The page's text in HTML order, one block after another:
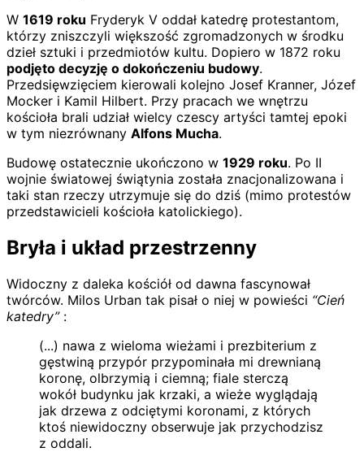
W 1619 roku Fryderyk V oddał katedrę protestantom,
którzy zniszczyli większość zgromadzonych w środku
dzieł sztuki i przedmiotów kultu. Dopiero w 1872 roku
podjęto decyzję o dokończeniu budowy.
Przedsięwzięciem kierowali kolejno Josef Kranner, Józef
Mocker i Kamil Hilbert. Przy pracach we wnętrzu
kościoła brali udział wielcy czescy artyści tamtej epoki
w tym niezrównany Alfons Mucha.
Budowę ostatecznie ukończono w 1929 roku. Po II
wojnie światowej świątynia została znacjonalizowana i
taki stan rzeczy utrzymuje się do dziś (mimo protestów
przedstawicieli kościoła katolickiego).
Bryła i układ przestrzenny
Widoczny z daleka kościół od dawna fascynował
twórców. Milos Urban tak pisał o niej w powieści “Cień
katedry”:
(...) nawa z wieloma wieżami i prezbiterium z
gęstwiną przypór przypominała mi drewnianą
koronę, olbrzymią i ciemną; fiale sterczą
wokół budynku jak krzaki, a wieże wyglądają
jak drzewa z odciętymi koronami, z których
ktoś niewidoczny obserwuje jak przychodzisz
z oddali.